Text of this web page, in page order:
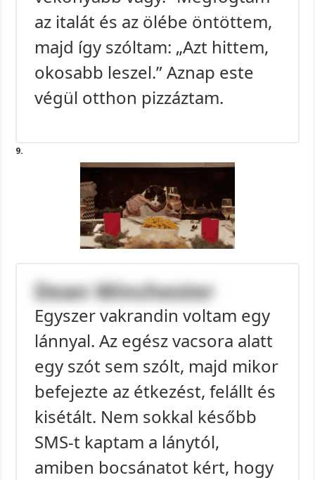
az italát és az ölébe öntöttem,
majd így szóltam: „Azt hittem,
okosabb leszel.” Aznap este
végül otthon pizzáztam.
9.
Dean Winchester
Egyszer vakrandin voltam egy
lánnyal. Az egész vacsora alatt
egy szót sem szólt, majd mikor
befejezte az étkezést, felállt és
kisétált. Nem sokkal később
SMS-t kaptam a lánytól,
amiben bocsánatot kért, hogy